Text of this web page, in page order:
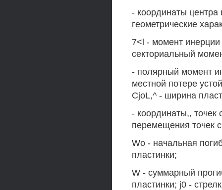
- координаты центра
геометрические
7<l - момент инерции
секториальный
- полярный момент
местной потере
CjoL,^ - ширина
- координаты,, точек
перемещения точек
Wo - начальная
пластинки;
W - суммарный
пластинки; j0 -